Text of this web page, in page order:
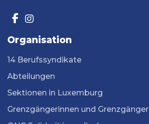
Organisation
14 Berufssyndikate
Abteilungen
Sektionen in Luxemburg
Grenzgängerinnen und Grenzgänger